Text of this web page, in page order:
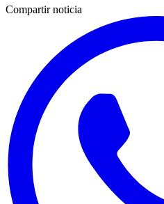
Compartir noticia